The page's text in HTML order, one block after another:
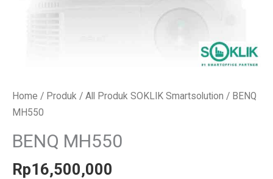
Home / Produk / All Produk SOKLIK Smartsolution / BENQ
MH550
BENQ MH550
Rp16,500,000